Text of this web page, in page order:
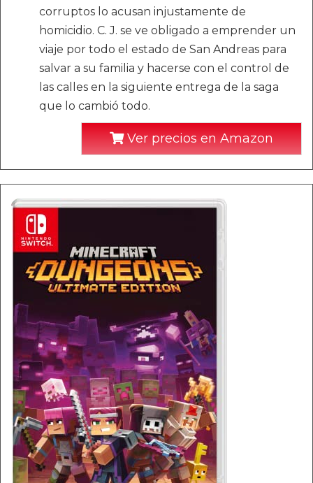
corruptos lo acusan injustamente de
homicidio. C. J. se ve obligado a emprender un
viaje por todo el estado de San Andreas para
salvar a su familia y hacerse con el control de
las calles en la siguiente entrega de la saga
que lo cambió todo.
Ver precios en Amazon